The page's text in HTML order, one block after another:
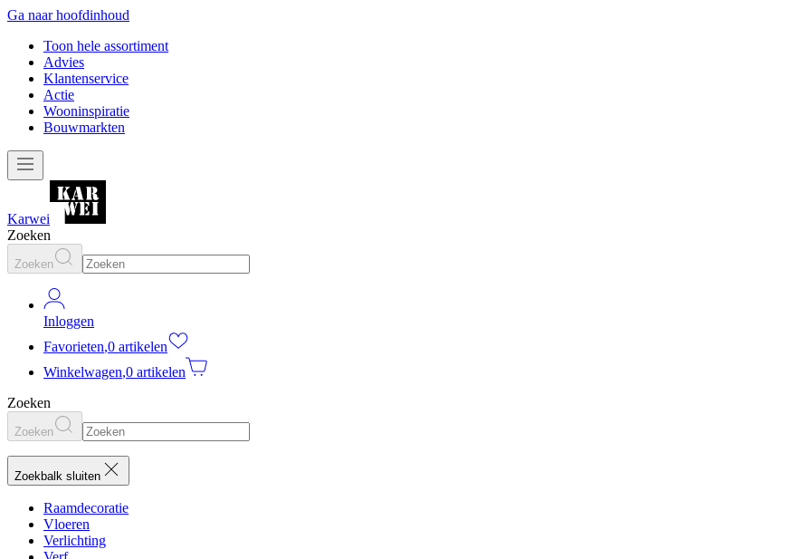
Ga naar hoofdinhoud
Toon hele assortiment
Advies
Klantenservice
Actie
Wooninspiratie
Bouwmarkten
Karwei
Zoeken
Zoeken
Inloggen
Favorieten,0 artikelen
Winkelwagen,0 artikelen
Zoeken
Zoeken
Zoekbalk sluiten
Raamdecoratie
Vloeren
Verlichting